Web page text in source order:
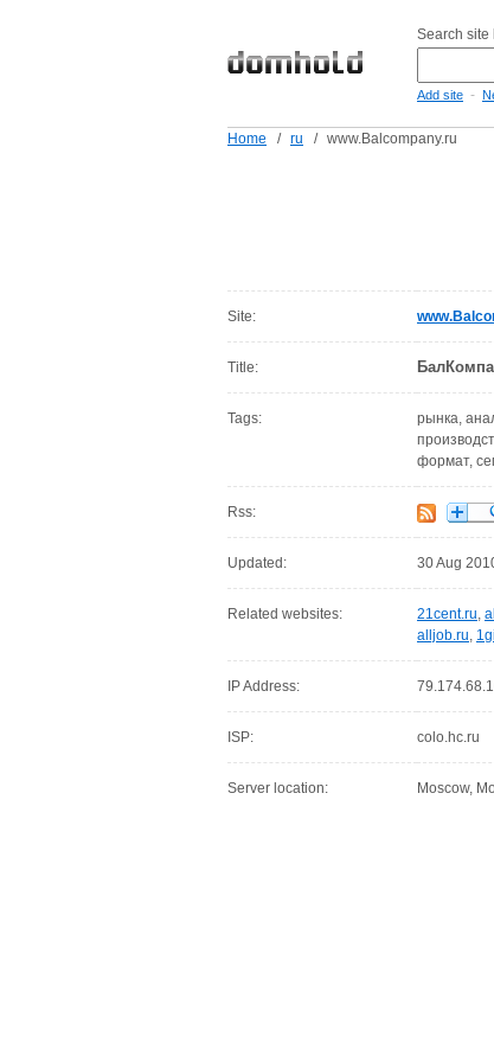
Search site
Add site -
Home / ru / www.Balcompany.ru
Site:
Title:
Tags:
рынка,
формат,
Rss:
Updated: 30 Aug
Related websites: 21cent.ru,
alljob.ru,
IP Address:
ISP: colo.hc.ru
Server location: Moscow,